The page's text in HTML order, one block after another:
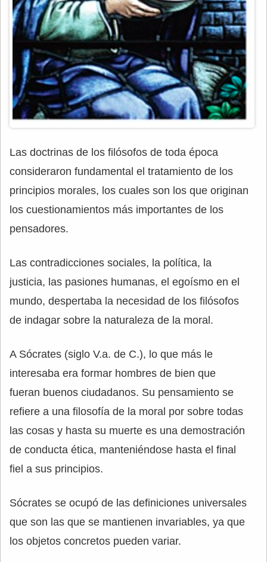
Las doctrinas de los filósofos de toda época
consideraron fundamental el tratamiento de los
principios morales, los cuales son los que originan
los cuestionamientos más importantes de los
pensadores.
Las contradicciones sociales, la política, la
justicia, las pasiones humanas, el egoísmo en el
mundo, despertaba la necesidad de los filósofos
de indagar sobre la naturaleza de la moral.
A Sócrates (siglo V.a. de C.), lo que más le
interesaba era formar hombres de bien que
fueran buenos ciudadanos. Su pensamiento se
refiere a una filosofía de la moral por sobre todas
las cosas y hasta su muerte es una demostración
de conducta ética, manteniéndose hasta el final
fiel a sus principios.
Sócrates se ocupó de las definiciones universales
que son las que se mantienen invariables, ya que
los objetos concretos pueden variar.